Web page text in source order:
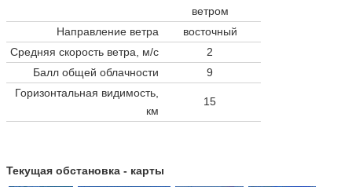
ветром
Направление ветра
восточный
Средняя скорость ветра, м/с
2
Балл общей облачности
9
Горизонтальная видимость,
км
15
Текущая обстановка - карты